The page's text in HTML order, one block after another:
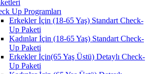
Up Programları
Erkekler İçin (18-65 Yaş) Standart Check-
Up Paketi
Kadınlar İçin (18-65 Yaş) Standart Check-
Up Paketi
Erkekler İçin(65 Yaş Üstü) Detaylı Check-
Up Paketi